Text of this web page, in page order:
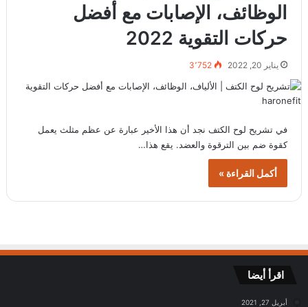
الوظائف، الإصابات مع أفضل
حركات التقوية 2022
يناير 20, 2022 3٬752
في تشريح لوح الكتف نجد أن هذا الأخير عبارة عن عظم مثلث يعمل
كقوة ضم بين الترقوة والعضد. يقع هذا…
أكمل القراءة »
اقرأ أيضا
أبريل 27, 2021